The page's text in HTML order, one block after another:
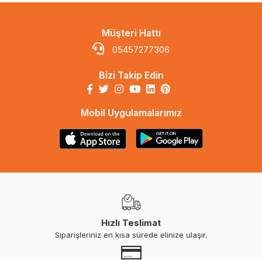
Müşteri Hattı
05457277306
Bizi Takip Edin
Mobil Uygulamalarımız
Hızlı Teslimat
Siparişleriniz en kısa sürede elinize ulaşır.